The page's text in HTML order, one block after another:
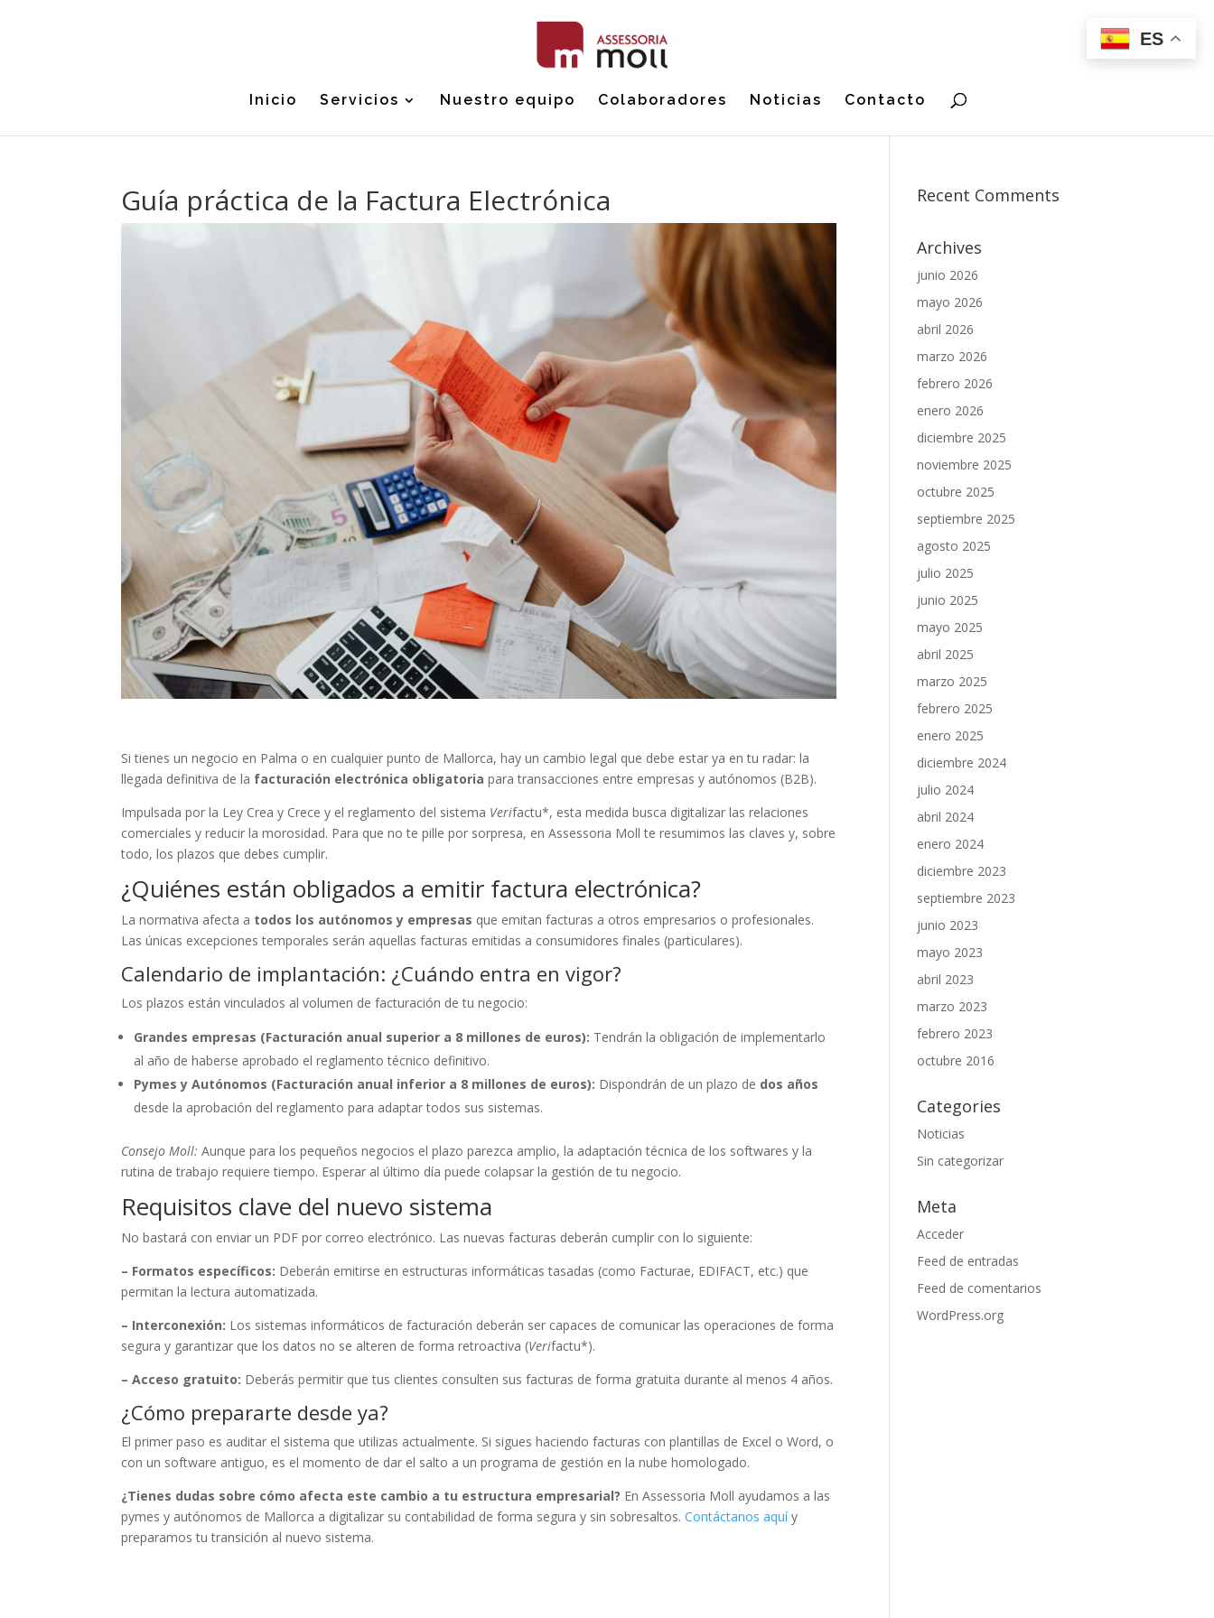
Inicio Servicios Nuestro equipo Colaboradores Noticias Contacto
Guía práctica de la Factura Electrónica
Si tienes un negocio en Palma o en cualquier punto de Mallorca, hay un cambio legal que debe estar ya en tu radar: la
llegada definitiva de la facturación electrónica obligatoria para transacciones entre empresas y autónomos (B2B).
Impulsada por la Ley Crea y Crece y el reglamento del sistema Verifactu*, esta medida busca digitalizar las relaciones
comerciales y reducir la morosidad. Para que no te pille por sorpresa, en Assessoria Moll te resumimos las claves y, sobre
todo, los plazos que debes cumplir.
¿Quiénes están obligados a emitir factura electrónica?
La normativa afecta a todos los autónomos y empresas que emitan facturas a otros empresarios o profesionales.
Las únicas excepciones temporales serán aquellas facturas emitidas a consumidores finales (particulares).
Calendario de implantación: ¿Cuándo entra en vigor?
Los plazos están vinculados al volumen de facturación de tu negocio:
Grandes empresas (Facturación anual superior a 8 millones de euros): Tendrán la obligación de implementarlo
al año de haberse aprobado el reglamento técnico definitivo.
Pymes y Autónomos (Facturación anual inferior a 8 millones de euros): Dispondrán de un plazo de dos años
desde la aprobación del reglamento para adaptar todos sus sistemas.
Consejo Moll: Aunque para los pequeños negocios el plazo parezca amplio, la adaptación técnica de los softwares y la
rutina de trabajo requiere tiempo. Esperar al último día puede colapsar la gestión de tu negocio.
Requisitos clave del nuevo sistema
No bastará con enviar un PDF por correo electrónico. Las nuevas facturas deberán cumplir con lo siguiente:
– Formatos específicos: Deberán emitirse en estructuras informáticas tasadas (como Facturae, EDIFACT, etc.) que
permitan la lectura automatizada.
– Interconexión: Los sistemas informáticos de facturación deberán ser capaces de comunicar las operaciones de forma
segura y garantizar que los datos no se alteren de forma retroactiva (Verifactu*).
– Acceso gratuito: Deberás permitir que tus clientes consulten sus facturas de forma gratuita durante al menos 4 años.
¿Cómo prepararte desde ya?
El primer paso es auditar el sistema que utilizas actualmente. Si sigues haciendo facturas con plantillas de Excel o Word, o
con un software antiguo, es el momento de dar el salto a un programa de gestión en la nube homologado.
¿Tienes dudas sobre cómo afecta este cambio a tu estructura empresarial? En Assessoria Moll ayudamos a las
pymes y autónomos de Mallorca a digitalizar su contabilidad de forma segura y sin sobresaltos.Contáctanos aquíy
preparamos tu transición al nuevo sistema.
Recent Comments
Archives
junio 2026
mayo 2026
abril 2026
marzo 2026
febrero 2026
enero 2026
diciembre 2025
noviembre 2025
octubre 2025
septiembre 2025
agosto 2025
julio 2025
junio 2025
mayo 2025
abril 2025
marzo 2025
febrero 2025
enero 2025
diciembre 2024
julio 2024
abril 2024
enero 2024
diciembre 2023
septiembre 2023
junio 2023
mayo 2023
abril 2023
marzo 2023
febrero 2023
octubre 2016
Categories
Noticias
Sin categorizar
Meta
Acceder
Feed de entradas
Feed de comentarios
WordPress.org
ES